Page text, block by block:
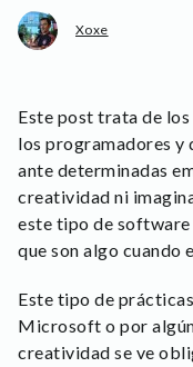
Xoxe
Este post trata de
los programadores
ante determinadas
creatividad ni
este tipo de software
que son algo cuando
Este tipo de
Microsoft o por
creatividad se ve